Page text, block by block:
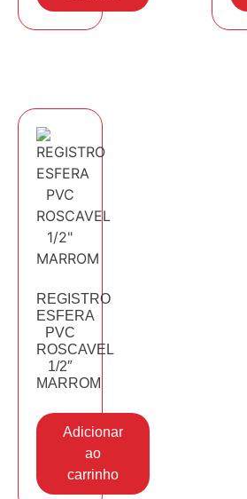
REGISTRO
ESFERA
PVC
ROSCAVEL
1/2″
MARROM
Adicionar
ao
carrinho